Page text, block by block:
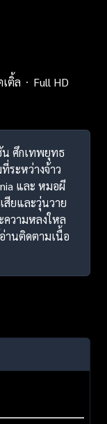
ติ้ล
Full HD
น ศึกเทพยุทธ
ระหว่างจ้าว
และ หมอผี
ยและวุ่นวาย
ความหลงใหล
านติดตามเนื้อ